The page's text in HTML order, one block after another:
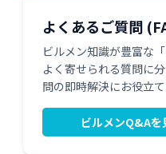
よくあるご質問
ビルメン知識が豊富な
よく寄せられる質問に
問の即時解決にお役立て
ビルメンQ&Aを